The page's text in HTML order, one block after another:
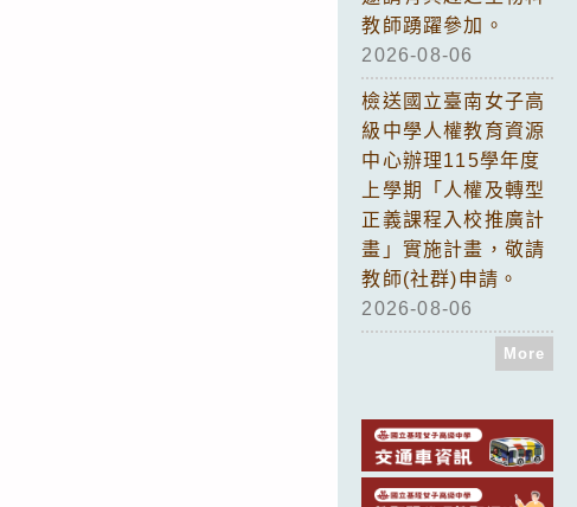
教師踴躍參加。
2026-08-06
檢送國立臺南女子高
級中學人權教育資源
中心辦理115學年度
上學期「人權及轉型
正義課程入校推廣計
畫」實施計畫，敬請
教師(社群)申請。
2026-08-06
More